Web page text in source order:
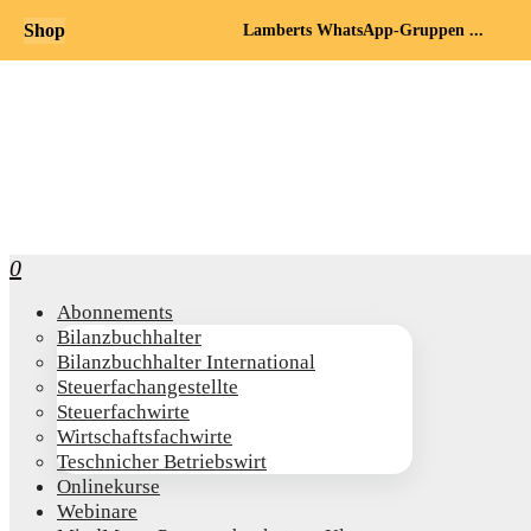
0
Abon­ne­ments
Bilanz­buch­hal­ter
Bilanz­buch­hal­ter International
Steu­er­fach­an­ge­stell­te
Steu­er­fach­wir­te
Wirt­schafts­fach­wir­te
Teschni­cher Betriebswirt
Online­kur­se
Web­i­na­re
Shop Lamberts WhatsApp-Gruppen ...